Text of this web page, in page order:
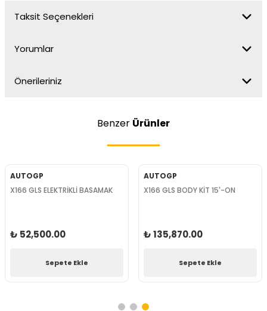
Taksit Seçenekleri
Yorumlar
Önerileriniz
Benzer Ürünler
AUTOGP
X166 GLS ELEKTRİKLİ BASAMAK
₺ 52,500.00
Sepete Ekle
AUTOGP
X166 GLS BODY KİT 15'-ON
₺ 135,870.00
Sepete Ekle